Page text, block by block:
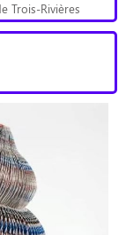
Trois-Rivières